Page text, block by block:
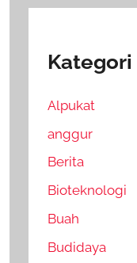
Kategori
Alpukat
anggur
Berita
Bioteknologi
Buah
Budidaya